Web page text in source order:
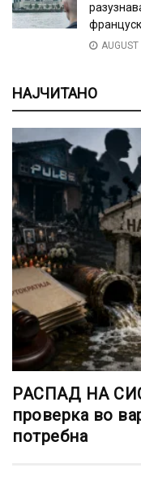
НАЈЧИТАНО
РАСПАД НА
проверка во
потребна